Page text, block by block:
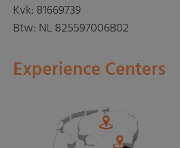
Kvk: 81669739
Btw: NL 825597006B02
Experience Centers